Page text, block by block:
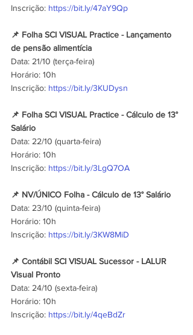
Inscrição: https://bit.ly/47aY9Qp
📌 Folha SCI VISUAL Practice - Lançamento
de pensão alimentícia
Data: 21/10 (terça-feira)
Horário: 10h
Inscrição: https://bit.ly/3KUDysn
📌 Folha SCI VISUAL Practice - Cálculo de 13°
Salário
Data: 22/10 (quarta-feira)
Horário: 10h
Inscrição: https://bit.ly/3LgQ7OA
📌 NV/ÚNICO Folha - Cálculo de 13° Salário
Data: 23/10 (quinta-feira)
Horário: 10h
Inscrição: https://bit.ly/3KW8MiD
📌 Contábil SCI VISUAL Sucessor - LALUR
Visual Pronto
Data: 24/10 (sexta-feira)
Horário: 10h
Inscrição: https://bit.ly/4qeBdZr